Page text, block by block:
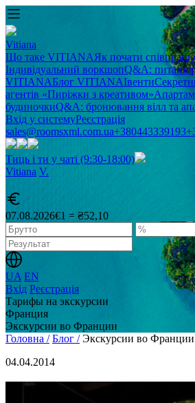
Vitiana
Що таке VITIANAЯк почати
Індивідуальний воркшопQ&A: питання
VITIANAБлог VITIANAІвенти
агентів «Пиріжки з креативом»
будиночкиQ&A: бронювання вілл та
Вхід у системуРеєстрація
sales@roomsxml.com.ua+380443339193
Тиць і ти у чаті (9:30-18:00)
Vitiana V.
07.08.2026€1 = ₴52,10
UA EN
Вхід Реєстрація
Тарифы на экскурсии
Франция
Экскурсии во Франции
Головна / Блог / Экскурсии во Франции
04.04.2014